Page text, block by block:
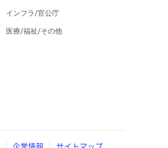
インフラ/官公庁
医療/福祉/その他